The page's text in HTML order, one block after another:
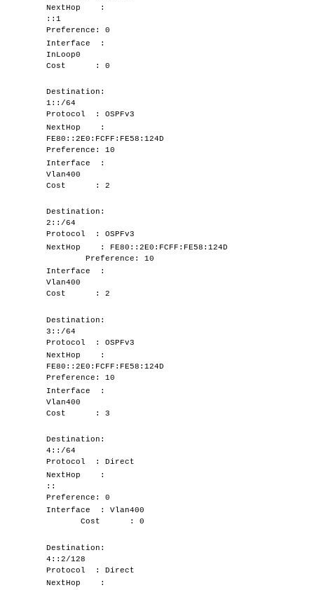
NextHop :
::1
Preference: 0
Interface :
InLoop0
Cost : 0
Destination:
1::/64
Protocol : OSPFv3
NextHop :
FE80::2E0:FCFF:FE58:124D
Preference: 10
Interface :
Vlan400
Cost : 2
Destination:
2::/64
Protocol : OSPFv3
NextHop : FE80::2E0:FCFF:FE58:124D
Preference: 10
Interface :
Vlan400
Cost : 2
Destination:
3::/64
Protocol : OSPFv3
NextHop :
FE80::2E0:FCFF:FE58:124D
Preference: 10
Interface :
Vlan400
Cost : 3
Destination:
4::/64
Protocol : Direct
NextHop :
::
Preference: 0
Interface : Vlan400
Cost : 0
Destination:
4::2/128
Protocol : Direct
NextHop :